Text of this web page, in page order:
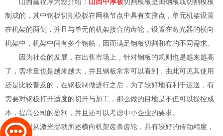
制成的，其中钢板切割模板在网格节点中具有支撑点，单元机架设置
在机架的两侧，并且与单元的机架接合的齿轮，设置在激光器的横向
机架中，机架中间有多个钢筋，因而满足钢板切割和布的不同需求。
因为社会的发展，在出售市场上，针对钢板的规则也是越来越高
了，需求量也是越来越大，并且钢板常常可以看到，由此可见其使用
还是比较普及的，在钢板制做进行之后，为了较好地有利于运送，有
需要对钢板打开适度的切开与加工，那么做的目地是不但可以操控成
本，提高公司的盈利，并且还可以考虑中小企业的要求。
同时从激光挪动所述横向机架齿条齿轮，具有较好的传动精度，